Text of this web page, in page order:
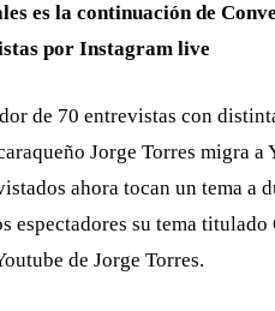
es la continuación de
por Instagram live
de 70 entrevistas con
Jorge Torres migra
ahora tocan un tema
espectadores su tema
de Jorge Torres.